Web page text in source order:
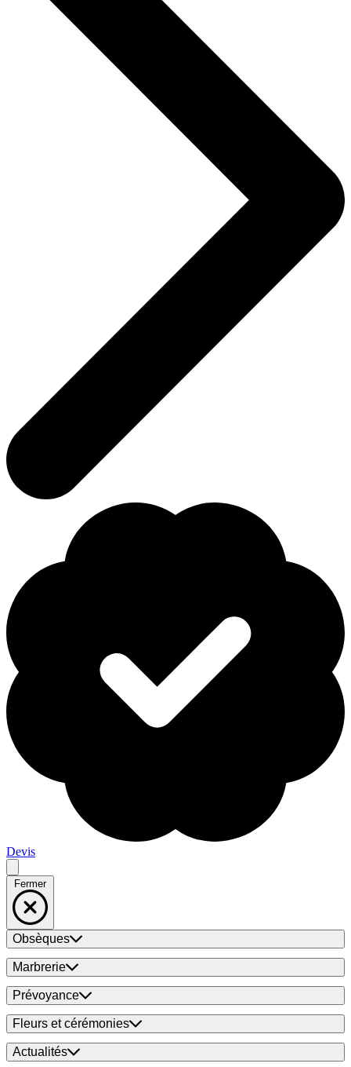
Devis
Fermer
Obsèques
Marbrerie
Prévoyance
Fleurs et cérémonies
Actualités